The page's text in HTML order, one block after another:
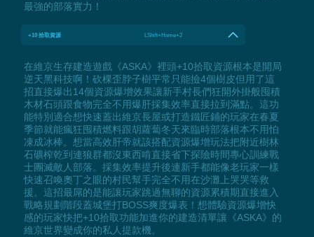
最強的部落實力！
+10 拾取資源 LShift+Home+2
在維京生存建造遊戲《ASKA》裡頭+10拾取資源根本是開局
逆天黑科技啊！砍棵歪脖子樹平常只能撿4個樹皮但用了這
招直接爆出14個資源爆增效果讓新手村長們狂開外掛般囤積
木材石頭跟食物完全不用爆肝採集效率直接拉到滿點。這功
能特別適合想快速蓋出維京長屋或打造鐵匠鋪的玩家在春夏
季節就能瘋狂囤積燃料跟胡蘿蔔冬天來臨時部落根本不用怕
凍成冰棒。想當高效肝帝就該搭配資源爆增玩法把附近樹林
石礦榨乾到連狼群都沒東西啃直接省下探險時間專心訓練戰
士團滅敵人部落。採集效率提升後連新手都能像老玩家一樣
快速召喚奧丁之眼的村民幫手完全不用在沙灘上哭哭等救
援。這招最屌的是能讓玩家跳過無聊的資源累積期直接進入
戰略規劃階段蓋城堡打BOSS爽度爆表！想體驗資源爆增快
感的玩家快把+10拾取功能加進你的建造清單讓《ASKA》的
維京世界變成你的私人提款機。